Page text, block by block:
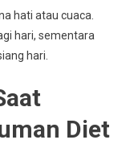
hati atau cuaca.
hari, sementara
hari.
Diet